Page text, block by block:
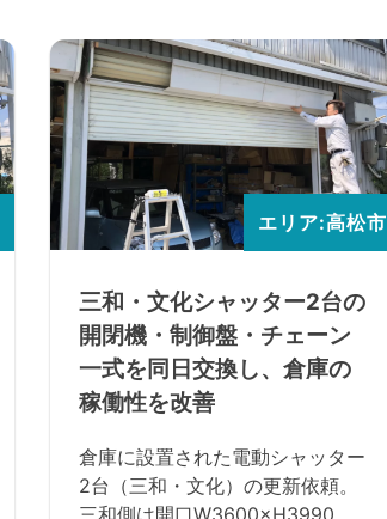
エリア:高松市
三和・文化シャッター2台の
開閉機・制御盤・チェーン
一式を同日交換し、倉庫の
稼働性を改善
倉庫に設置された電動シャッター
2台（三和・文化）の更新依頼。
三和側は開口W3600×H3990、